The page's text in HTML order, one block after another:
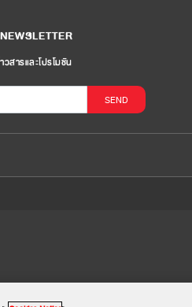
สารและโปรโมชัน
SEND